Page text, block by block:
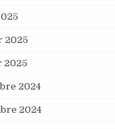
2025
2025
2024
2024